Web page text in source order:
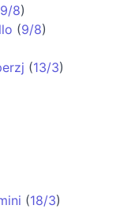
9/8)
(9/8)
(13/3)
(18/3)